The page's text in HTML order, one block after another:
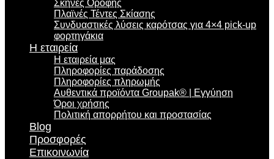
Σκηνές Οροφής
Πλαϊνές Τέντες Σκίασης
Συνδυαστικές λύσεις καρότσας για 4×4 pick-up
φορτηγάκια
Η εταιρεία
Η εταιρεία μας
Πληροφορίες παράδοσης
Πληροφορίες πληρωμής
Αυθεντικά προϊόντα Groupak® | Εγγύηση
Όροι χρήσης
Πολιτική απορρήτου και προστασίας
Blog
Προσφορές
Επικοινωνία